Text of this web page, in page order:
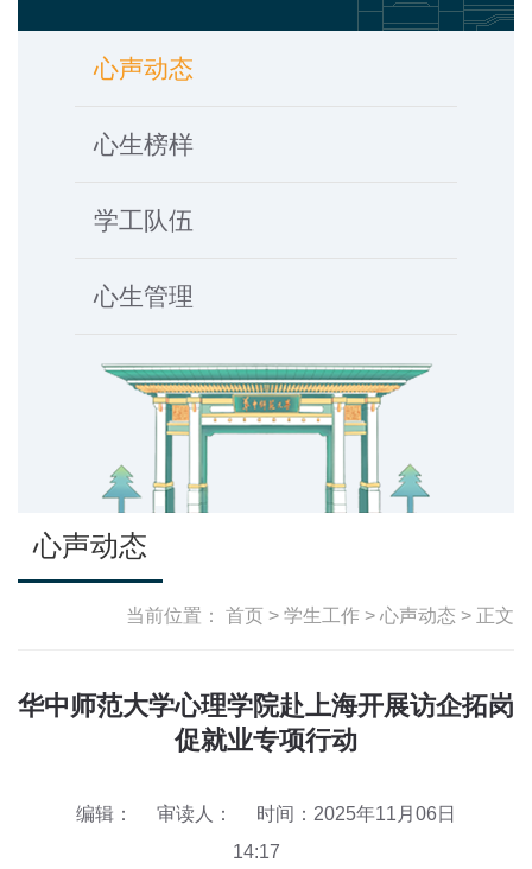
心声动态
心生榜样
学工队伍
心生管理
心声动态
当前位置： 首页 > 学生工作 > 心声动态 > 正文
华中师范大学心理学院赴上海开展访企拓岗
促就业专项行动
编辑： 审读人：
时间：2025年11月06日
14:17